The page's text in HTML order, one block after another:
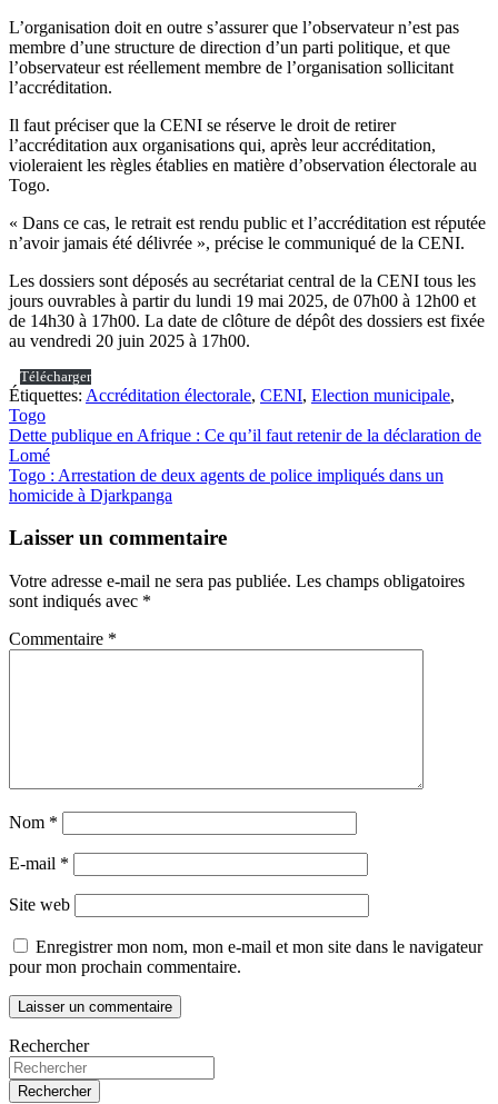
L’organisation doit en outre s’assurer que l’observateur n’est pas
membre d’une structure de direction d’un parti politique, et que
l’observateur est réellement membre de l’organisation sollicitant
l’accréditation.
Il faut préciser que la CENI se réserve le droit de retirer
l’accréditation aux organisations qui, après leur accréditation,
violeraient les règles établies en matière d’observation électorale au
Togo.
« Dans ce cas, le retrait est rendu public et l’accréditation est réputée
n’avoir jamais été délivrée », précise le communiqué de la CENI.
Les dossiers sont déposés au secrétariat central de la CENI tous les
jours ouvrables à partir du lundi 19 mai 2025, de 07h00 à 12h00 et
de 14h30 à 17h00. La date de clôture de dépôt des dossiers est fixée
au vendredi 20 juin 2025 à 17h00.
Télécharger
Étiquettes: Accréditation électorale, CENI, Election municipale,
Togo
Navigation
de
l’article
Dette publique en Afrique : Ce qu’il faut retenir de la déclaration de
Lomé
Togo : Arrestation de deux agents de police impliqués dans un
homicide à Djarkpanga
Laisser un commentaire
Votre adresse e-mail ne sera pas publiée. Les champs obligatoires
sont indiqués avec *
Commentaire *
Nom *
E-mail *
Site web
Enregistrer mon nom, mon e-mail et mon site dans le navigateur
pour mon prochain commentaire.
Rechercher
Rechercher